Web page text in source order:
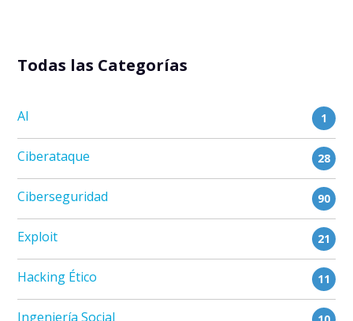
Todas las Categorías
AI 1
Ciberataque 28
Ciberseguridad 90
Exploit 21
Hacking Ético 11
Ingeniería Social